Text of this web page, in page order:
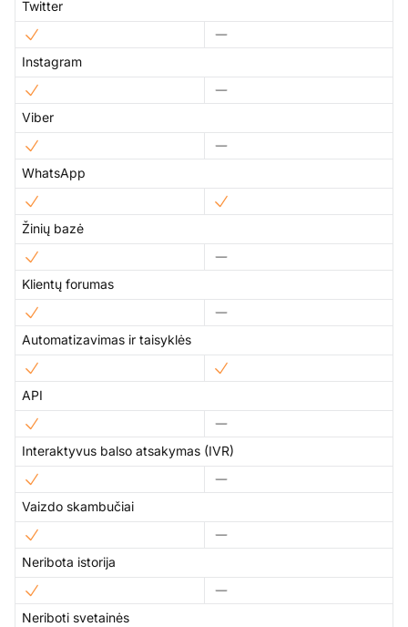
Twitter
Instagram
Viber
WhatsApp
Žinių bazė
Klientų forumas
Automatizavimas ir taisyklės
API
Interaktyvus balso atsakymas (IVR)
Vaizdo skambučiai
Neribota istorija
Neriboti svetainės